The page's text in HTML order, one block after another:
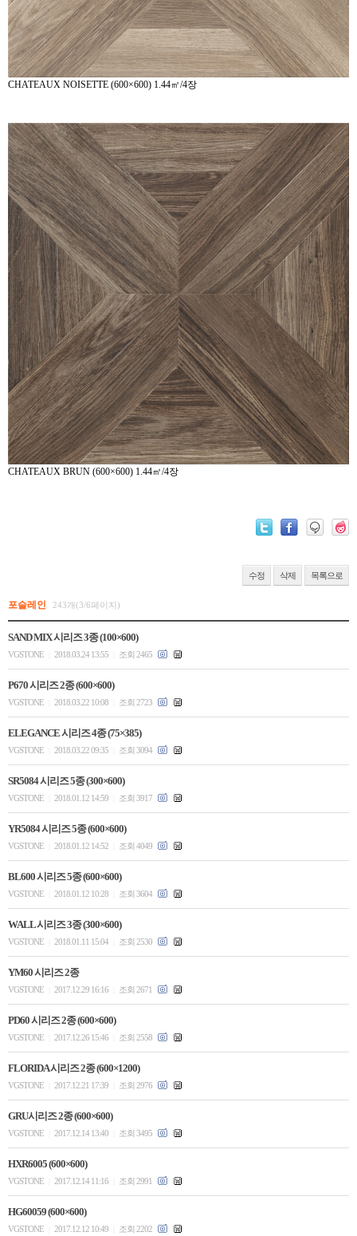
CHATEAUX NOISETTE (600×600) 1.44㎡/4장
CHATEAUX BRUN (600×600) 1.44㎡/4장
수정 삭제 목록으로
포슬레인 243개(3/6페이지)
SAND MIX 시리즈 3종 (100×600)
VGSTONE 2018.03.24 13:55 조회 2465
P670 시리즈 2종 (600×600)
VGSTONE 2018.03.22 10:08 조회 2723
ELEGANCE 시리즈 4종 (75×385)
VGSTONE 2018.03.22 09:35 조회 3094
SR5084 시리즈 5종 (300×600)
VGSTONE 2018.01.12 14:59 조회 3917
YR5084 시리즈 5종 (600×600)
VGSTONE 2018.01.12 14:52 조회 4049
BL600 시리즈 5종 (600×600)
VGSTONE 2018.01.12 10:28 조회 3604
WALL 시리즈 3종 (300×600)
VGSTONE 2018.01.11 15:04 조회 2530
YM60 시리즈 2종
VGSTONE 2017.12.29 16:16 조회 2671
PD60 시리즈 2종 (600×600)
VGSTONE 2017.12.26 15:46 조회 2558
FLORIDA 시리즈 2종 (600×1200)
VGSTONE 2017.12.21 17:39 조회 2976
GRU시리즈 2종 (600×600)
VGSTONE 2017.12.14 13:40 조회 3495
HXR6005 (600×600)
VGSTONE 2017.12.14 11:16 조회 2991
HG60059 (600×600)
VGSTONE 2017.12.12 10:49 조회 2202